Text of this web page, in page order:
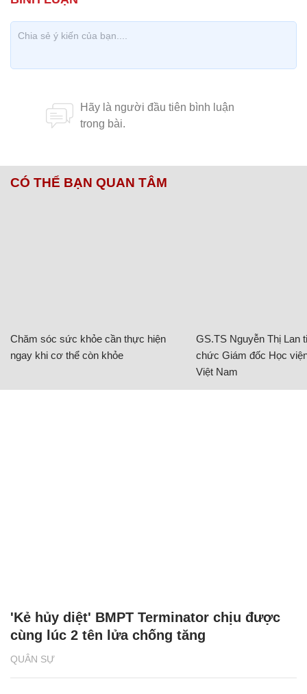
CÓ THỂ BẠN QUAN TÂM
Chăm sóc sức khỏe cần thực hiện
ngay khi cơ thể còn khỏe
GS.TS Nguyễn Thị Lan
chức Giám đốc Học
Việt Nam
QUÂN SỰ
'Kẻ hủy diệt' BMPT Terminator chịu được
cùng lúc 2 tên lửa chống tăng